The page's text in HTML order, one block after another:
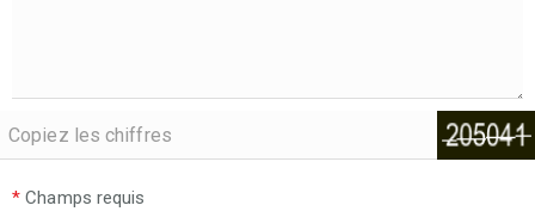
* Champs requis